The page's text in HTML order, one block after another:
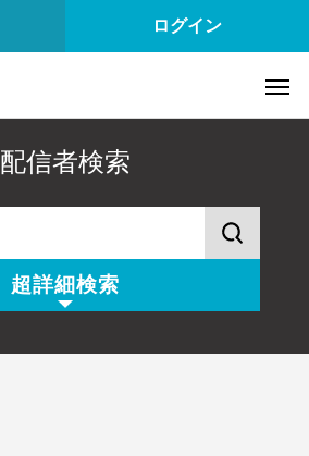
ログイン
配信者検索
超詳細検索